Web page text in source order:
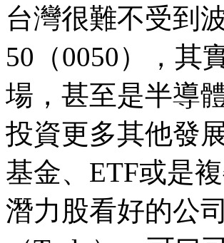
台灣很難不受到
50（0050），其
場，甚至是半導
投資更多其他發
基金、ETF或是
潛力股看好的公